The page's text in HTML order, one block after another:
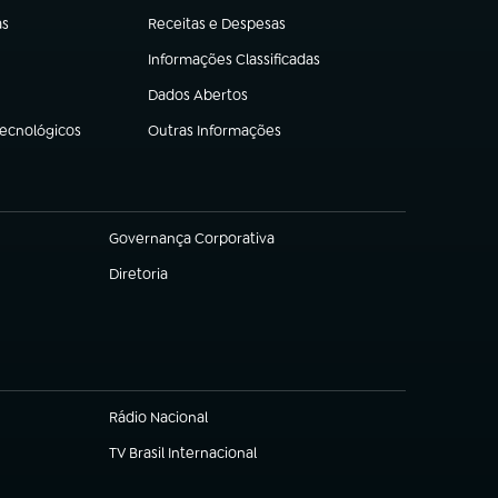
Receitas e Despesas
(abre em nova aba)
Informações Classificadas
(abre em nova aba)
Dados Abertos
(abre em nova aba)
Outras Informações
(abre em nova aba)
Governança Corporativa
(abre em nova aba)
Diretoria
(abre em nova aba)
Rádio Nacional
(abre em nova aba)
TV Brasil Internacional
(abre em nova aba)